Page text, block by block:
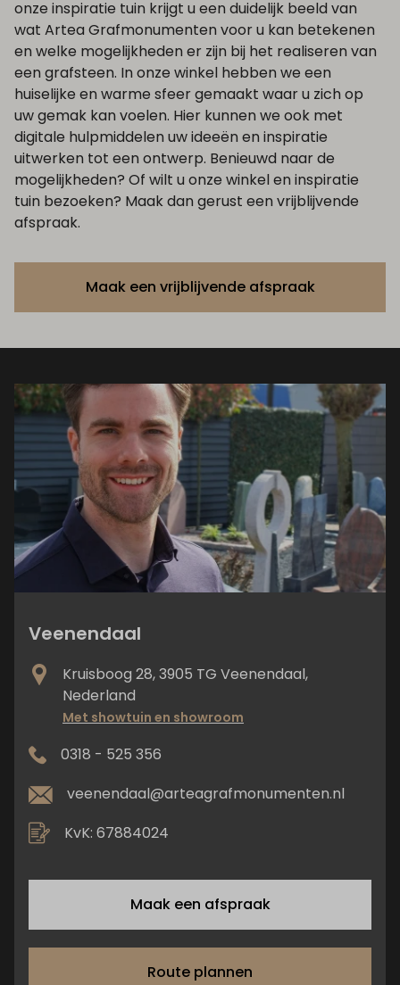
onze inspiratie tuin krijgt u een duidelijk beeld van
wat Artea Grafmonumenten voor u kan betekenen
en welke mogelijkheden er zijn bij het realiseren van
een grafsteen. In onze winkel hebben we een
huiselijke en warme sfeer gemaakt waar u zich op
uw gemak kan voelen. Hier kunnen we ook met
digitale hulpmiddelen uw ideeën en inspiratie
uitwerken tot een ontwerp. Benieuwd naar de
mogelijkheden? Of wilt u onze winkel en inspiratie
tuin bezoeken? Maak dan gerust een vrijblijvende
afspraak.
Maak een vrijblijvende afspraak
Veenendaal
Kruisboog 28, 3905 TG Veenendaal,
Nederland
Met showtuin en showroom
0318 - 525 356
veenendaal@arteagrafmonumenten.nl
KvK: 67884024
Maak een afspraak
Route plannen